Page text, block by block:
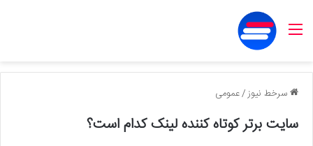
منو
سرخط نیوز/عمومی
سایت برتر کوتاه کننده لینک کدام است؟